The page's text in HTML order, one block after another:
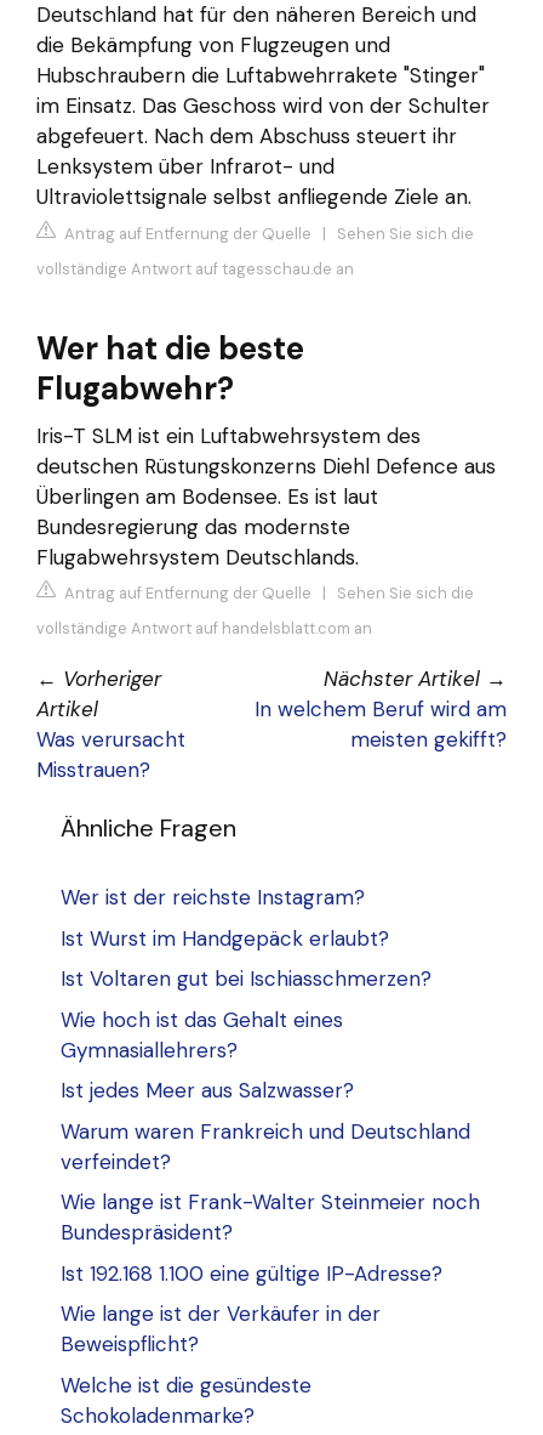
Deutschland hat für den näheren Bereich und
die Bekämpfung von Flugzeugen und
Hubschraubern die Luftabwehrrakete "Stinger"
im Einsatz. Das Geschoss wird von der Schulter
abgefeuert. Nach dem Abschuss steuert ihr
Lenksystem über Infrarot- und
Ultraviolettsignale selbst anfliegende Ziele an.
Antrag auf Entfernung der Quelle | Sehen Sie sich die
vollständige Antwort auf tagesschau.de an
Wer hat die beste
Flugabwehr?
Iris-T SLM ist ein Luftabwehrsystem des
deutschen Rüstungskonzerns Diehl Defence aus
Überlingen am Bodensee. Es ist laut
Bundesregierung das modernste
Flugabwehrsystem Deutschlands.
Antrag auf Entfernung der Quelle | Sehen Sie sich die
vollständige Antwort auf handelsblatt.com an
← Vorheriger
Artikel
Was verursacht
Misstrauen?
Nächster Artikel →
In welchem Beruf wird am
meisten gekifft?
Ähnliche Fragen
Wer ist der reichste Instagram?
Ist Wurst im Handgepäck erlaubt?
Ist Voltaren gut bei Ischiasschmerzen?
Wie hoch ist das Gehalt eines
Gymnasiallehrers?
Ist jedes Meer aus Salzwasser?
Warum waren Frankreich und Deutschland
verfeindet?
Wie lange ist Frank-Walter Steinmeier noch
Bundespräsident?
Ist 192.168 1.100 eine gültige IP-Adresse?
Wie lange ist der Verkäufer in der
Beweispflicht?
Welche ist die gesündeste
Schokoladenmarke?